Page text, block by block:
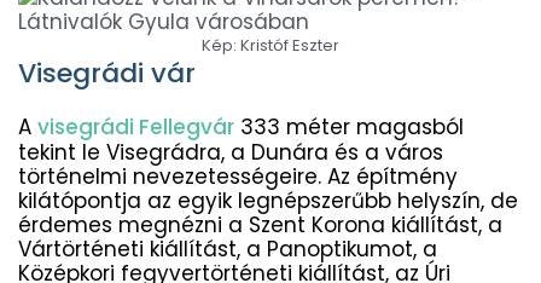
Kép: Kristóf Eszter
Visegrádi vár
A visegrádi Fellegvár 333 méter magasból
tekint le Visegrádra, a Dunára és a város
történelmi nevezetességeire. Az építmény
kilátópontja az egyik legnépszerűbb helyszín, de
érdemes megnézni a Szent Korona kiállítást, a
Vártörténeti kiállítást, a Panoptikumot, a
Középkori fegyvertörténeti kiállítást, az Úri